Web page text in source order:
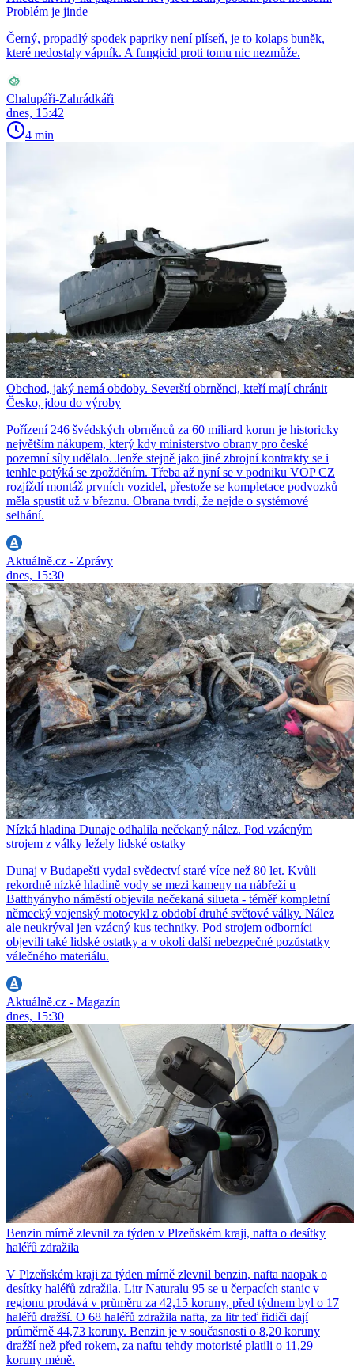
Problém je jinde
Černý, propadlý spodek papriky není plíseň, je to kolaps buněk,
které nedostaly vápník. A fungicid proti tomu nic nezmůže.
Chalupáři-Zahrádkáři
dnes, 15:42
4 min
Obchod, jaký nemá obdoby. Severští obrněnci, kteří mají chránit
Česko, jdou do výroby
Pořízení 246 švédských obrněnců za 60 miliard korun je historicky
největším nákupem, který kdy ministerstvo obrany pro české
pozemní síly udělalo. Jenže stejně jako jiné zbrojní kontrakty se i
tenhle potýká se zpožděním. Třeba až nyní se v podniku VOP CZ
rozjíždí montáž prvních vozidel, přestože se kompletace podvozků
měla spustit už v březnu. Obrana tvrdí, že nejde o systémové
selhání.
Aktuálně.cz - Zprávy
dnes, 15:30
Nízká hladina Dunaje odhalila nečekaný nález. Pod vzácným
strojem z války ležely lidské ostatky
Dunaj v Budapešti vydal svědectví staré více než 80 let. Kvůli
rekordně nízké hladině vody se mezi kameny na nábřeží u
Batthyányho náměstí objevila nečekaná silueta - téměř kompletní
německý vojenský motocykl z období druhé světové války. Nález
ale neukrýval jen vzácný kus techniky. Pod strojem odborníci
objevili také lidské ostatky a v okolí další nebezpečné pozůstatky
válečného materiálu.
Aktuálně.cz - Magazín
dnes, 15:30
Benzin mírně zlevnil za týden v Plzeňském kraji, nafta o desítky
haléřů zdražila
V Plzeňském kraji za týden mírně zlevnil benzin, nafta naopak o
desítky haléřů zdražila. Litr Naturalu 95 se u čerpacích stanic v
regionu prodává v průměru za 42,15 koruny, před týdnem byl o 17
haléřů dražší. O 68 haléřů zdražila nafta, za litr teď řidiči dají
průměrně 44,73 koruny. Benzin je v současnosti o 8,20 koruny
dražší než před rokem, za naftu tehdy motoristé platili o 11,29
koruny méně.